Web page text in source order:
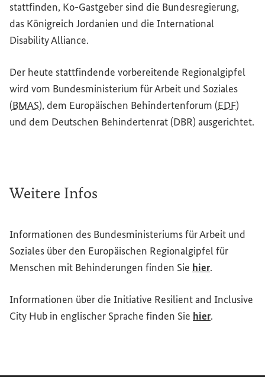
stattfinden, Ko-Gastgeber sind die Bundesregierung,
das Königreich Jordanien und die International
Disability Alliance.
Der heute stattfindende vorbereitende Regionalgipfel
wird vom Bundesministerium für Arbeit und Soziales
(BMAS), dem Europäischen Behindertenforum (EDF)
und dem Deutschen Behindertenrat (DBR) ausgerichtet.
Weitere Infos
Informationen des Bundesministeriums für Arbeit und
Soziales über den Europäischen Regionalgipfel für
Menschen mit Behinderungen finden Sie hier(Externer
.
Informationen über die Initiative Resilient and Inclusive
City Hub in englischer Sprache finden Sie hier.